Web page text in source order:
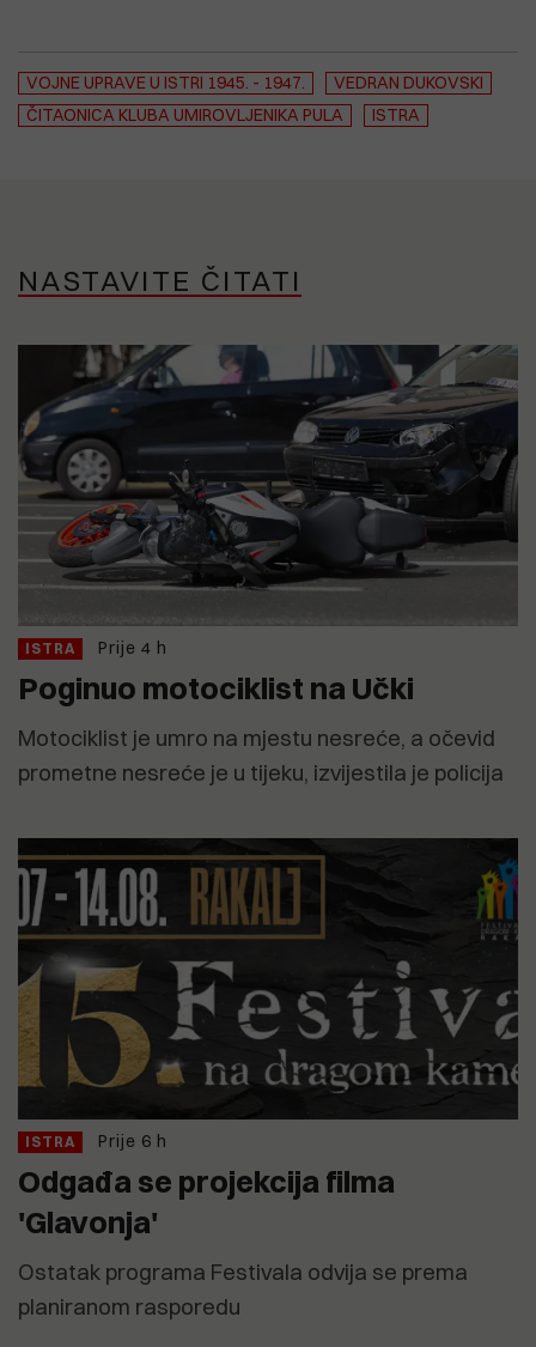
VOJNE UPRAVE U ISTRI 1945. - 1947.
VEDRAN DUKOVSKI
ČITAONICA KLUBA UMIROVLJENIKA PULA
ISTRA
NASTAVITE ČITATI
ISTRA Prije 4 h
Poginuo motociklist na Učki
Motociklist je umro na mjestu nesreće, a očevid
prometne nesreće je u tijeku, izvijestila je policija
ISTRA Prije 6 h
Odgađa se projekcija filma
'Glavonja'
Ostatak programa Festivala odvija se prema
planiranom rasporedu